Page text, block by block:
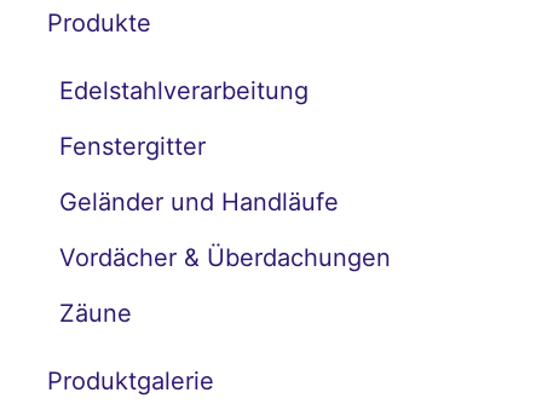
Produkte
Edelstahlverarbeitung
Fenstergitter
Geländer und Handläufe
Vordächer & Überdachungen
Zäune
Produktgalerie